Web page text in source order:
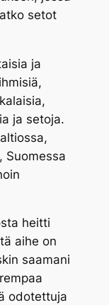
setot
ja
ja setoja.
Suomessa
heitti
aihe on
saamani
odotettuja